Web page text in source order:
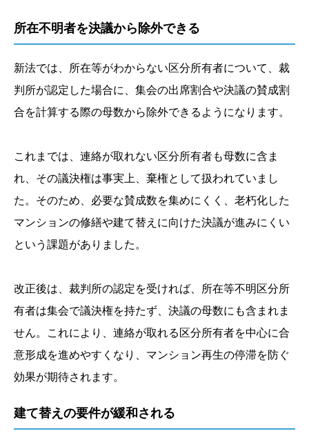
所在不明者を決議から除外できる
新法では、所在等がわからない区分所有者について、裁
判所が認定した場合に、集会の出席割合や決議の賛成割
合を計算する際の母数から除外できるようになります。
これまでは、連絡が取れない区分所有者も母数に含ま
れ、その議決権は事実上、棄権として扱われていまし
た。そのため、必要な賛成数を集めにくく、老朽化した
マンションの修繕や建て替えに向けた決議が進みにくい
という課題がありました。
改正後は、裁判所の認定を受ければ、所在等不明区分所
有者は集会で議決権を持たず、決議の母数にも含まれま
せん。これにより、連絡が取れる区分所有者を中心に合
意形成を進めやすくなり、マンション再生の停滞を防ぐ
効果が期待されます。
建て替えの要件が緩和される